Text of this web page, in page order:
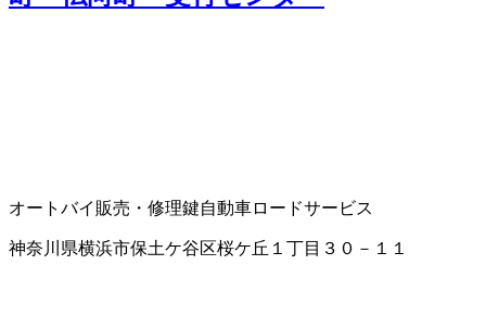
オートバイ販売・修理鍵自動車ロードサービス
神奈川県横浜市保土ケ谷区桜ケ丘１丁目３０－１１